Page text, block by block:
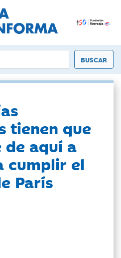
tienen que
de aquí a
cumplir el
París